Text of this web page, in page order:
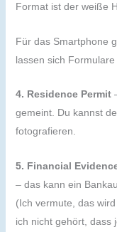
Format ist der weiße
Für das Smartphone
lassen sich
4. Residence Permit
gemeint. Du kannst
fotografieren.
5. Financial
– das kann ein
(Ich vermute, das
ich nicht gehört, dass